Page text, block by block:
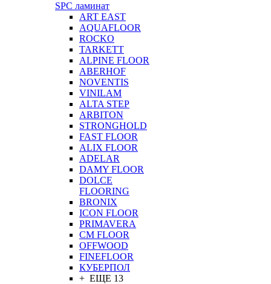
SPC ламинат
ART EAST
AQUAFLOOR
ROCKO
TARKETT
ALPINE FLOOR
ABERHOF
NOVENTIS
VINILAM
ALTA STEP
ARBITON
STRONGHOLD
FAST FLOOR
ALIX FLOOR
ADELAR
DAMY FLOOR
DOLCE
FLOORING
BRONIX
ICON FLOOR
PRIMAVERA
CM FLOOR
OFFWOOD
FINEFLOOR
КУБЕРПОЛ
+ ЕЩЕ 13